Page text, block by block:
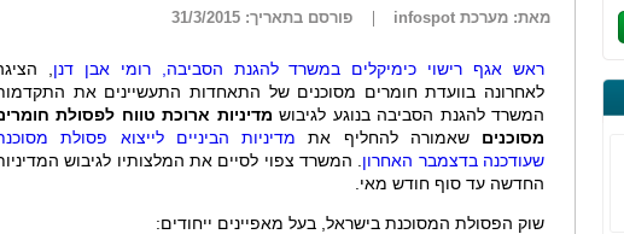
מאת: מערכת infospot פורסם בתאריך: 31/3/2015
ראש אגף רישוי כימיקלים במשרד להגנת הסביבה, רומי אבן דנן ,
לאחרונה בוועדת חומרים מסוכנים של התאחדות התעשיינים את
המשרד להגנת הסביבה בנוגע לגיבוש מדיניות ארוכת טווח לפסולת
מסוכנים שאמורה להחליף את מדיניות הביניים לייצוא פסולת
שעודכנה בדצמבר האחרון . המשרד צפוי לסיים את המלצותיו לגיבוש
החדשה עד סוף חודש מאי.
שוק הפסולת המסוכנת בישראל, בעל מאפיינים ייחודים: